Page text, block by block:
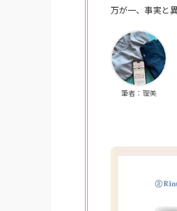
万が一、事実と
筆者：理美